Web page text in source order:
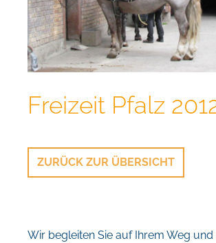
Freizeit Pfalz
ZURÜCK ZUR ÜBERSICHT
Wir begleiten Sie auf Ihrem Weg